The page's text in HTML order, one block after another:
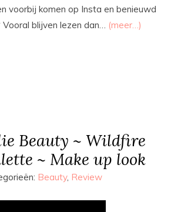
voorbij komen op Insta en benieuwd
blijven lezen dan… (meer…)
Beauty ~ Wildfire
~ Make up look
Beauty, Review